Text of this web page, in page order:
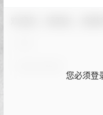
您必须登